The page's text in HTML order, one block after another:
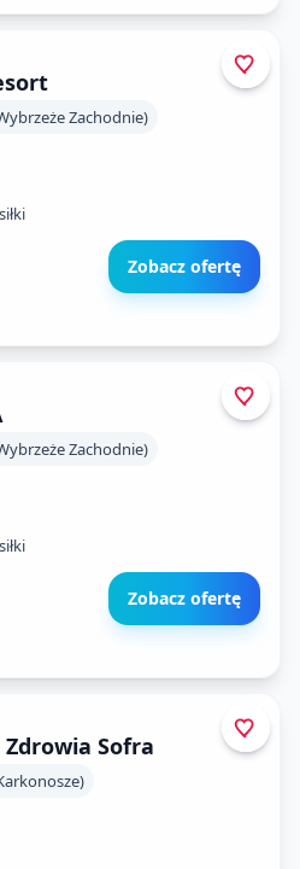
Zachodnie)
Zobacz ofertę
Zachodnie)
Zobacz ofertę
Sofra